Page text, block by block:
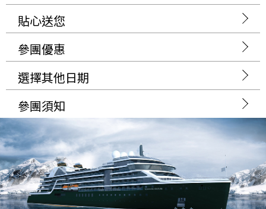
貼心送您
參團優惠
選擇其他日期
參團須知